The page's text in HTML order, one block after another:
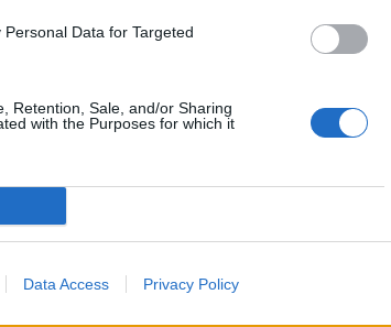
Data for Targeted
Retention, Sale, and/or Sharing
with the Purposes for which it
Data Access Privacy Policy